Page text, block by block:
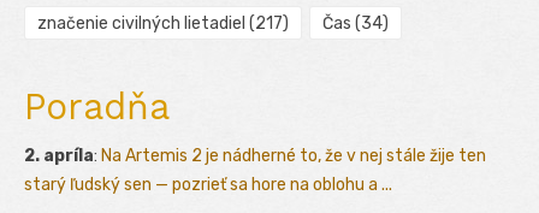
značenie civilných lietadiel (217) Čas (34)
Poradňa
2. apríla: Na Artemis 2 je nádherné to, že v nej stále žije ten
starý ľudský sen — pozrieť sa hore na oblohu a ...